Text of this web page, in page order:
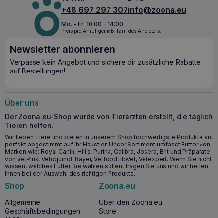
Die wichtigsten gesundheitlichen Vorteile
– VETFOOD Hepatoforce 120 Kapseln
Unterstützt den Ammoniak-Stoffwechsel und die
Regeneration der Leberzellen.
Bietet antioxidativen Schutz durch Taurin und Silymarin.
Phospholipide und Zink für eine optimale Leberfunktion.
Wann sollten Sie mit der Einnahme von
VETFOOD Hepatoforce 120 Kapseln beginnen?
Die Einnahme vonVETFOOD Hepatoforce 120 Kapseln
wird für Tiere empfohlen, bei denen ein Risiko für
Leberschäden besteht, die Medikamente einnehmen, die
die Leber belasten, sowie zur Unterstützung bei
Vergiftungen und Leberfunktionsstörungen.
VETFOOD Hepatoforce 120 Kapselnist ein
unverzichtbares Nahrungsergänzungsmittel, das eine
+48 697 297 307info@zoona.eu
Mo. - Fr. 10:00 - 14:00
Preis pro Anruf gemäß Tarif des Anbieters.
Newsletter abonnieren
Verpasse kein Angebot und sichere dir zusätzliche Rabatte
auf Bestellungen!
Über uns
Der Zoona.eu-Shop wurde von Tierärzten erstellt, die täglich
Tieren helfen.
Wir lieben Tiere und bieten in unserem Shop hochwertigste Produkte an,
perfekt abgestimmt auf Ihr Haustier. Unser Sortiment umfasst Futter von
Marken wie: Royal Canin, Hill’s, Purina, Calibra, Josera, Brit und Präparate
von VetPlus, Vetoquinol, Bayer, Vetfood, iloVet, Vetexpert. Wenn Sie nicht
wissen, welches Futter Sie wählen sollen, fragen Sie uns und wir helfen
Ihnen bei der Auswahl des richtigen Produkts.
Shop
Allgemeine
Geschäftsbedingungen
Zoona.eu
Über den Zoona.eu
Store